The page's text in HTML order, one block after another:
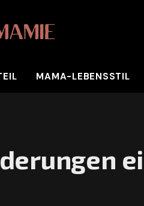
MAMA-LEBENSSTIL